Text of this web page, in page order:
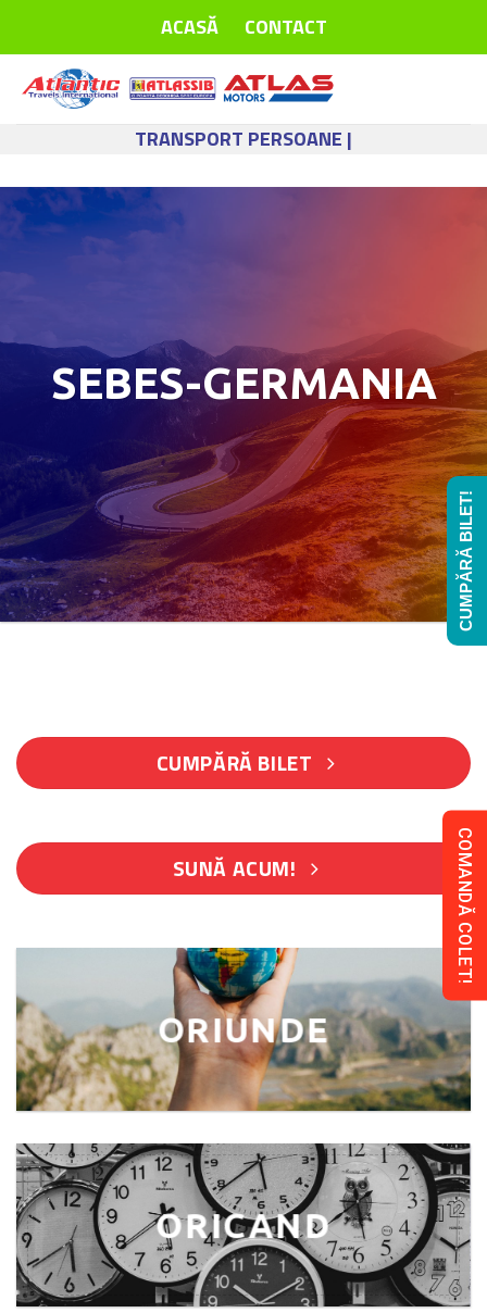
ACASĂ CONTACT
TRANSPORT PERSOANE |
SEBES-GERMANIA
CUMPĂRĂ BILET
SUNĂ ACUM!
ORIUNDE
ORICAND
COMANDĂ COLET!
CUMPĂRĂ BILET!